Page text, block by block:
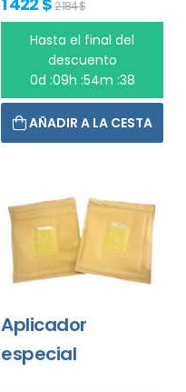
2 184 $
Hasta el final del
descuento
0d :09h :54m :38
AÑADIR A LA CESTA
Aplicador
especial